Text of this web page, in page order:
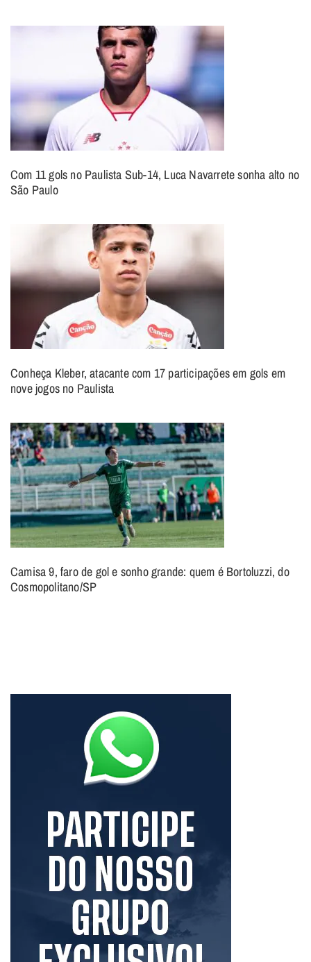
Com 11 gols no Paulista Sub-14, Luca Navarrete sonha alto no
São Paulo
Conheça Kleber, atacante com 17 participações em gols em
nove jogos no Paulista
Camisa 9, faro de gol e sonho grande: quem é Bortoluzzi, do
Cosmopolitano/SP